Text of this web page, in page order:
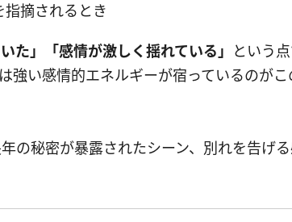
摘されるとき
た」「感情が激しく揺れている」 という
強い感情的エネルギーが宿っているのがこ
の秘密が暴露されたシーン、別れを告げ